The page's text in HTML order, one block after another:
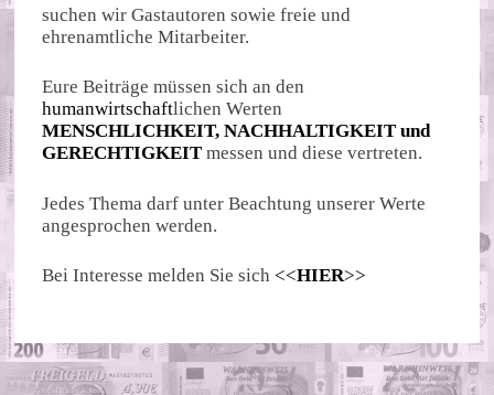
suchen wir Gastautoren sowie freie und
ehrenamtliche Mitarbeiter.
Eure Beiträge müssen sich an den
humanwirtschaftlichen Werten
MENSCHLICHKEIT, NACHHALTIGKEIT und
GERECHTIGKEIT messen und diese vertreten.
Jedes Thema darf unter Beachtung unserer Werte
angesprochen werden.
Bei Interesse melden Sie sich <<HIER>>